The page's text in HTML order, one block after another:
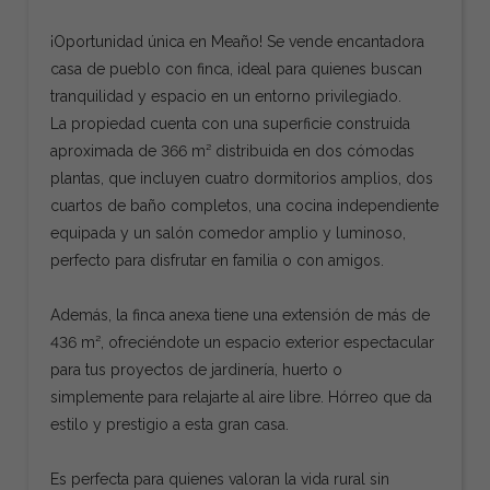
¡Oportunidad única en Meaño! Se vende encantadora
casa de pueblo con finca, ideal para quienes buscan
tranquilidad y espacio en un entorno privilegiado.
La propiedad cuenta con una superficie construida
aproximada de 366 m² distribuida en dos cómodas
plantas, que incluyen cuatro dormitorios amplios, dos
cuartos de baño completos, una cocina independiente
equipada y un salón comedor amplio y luminoso,
perfecto para disfrutar en familia o con amigos.
Además, la finca anexa tiene una extensión de más de
436 m², ofreciéndote un espacio exterior espectacular
para tus proyectos de jardinería, huerto o
simplemente para relajarte al aire libre. Hórreo que da
estilo y prestigio a esta gran casa.
Es perfecta para quienes valoran la vida rural sin